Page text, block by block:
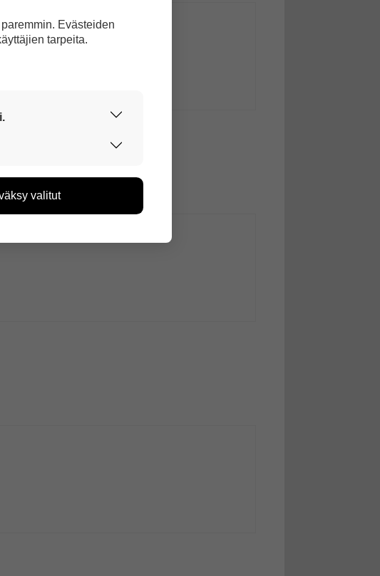
Evästeiden
tarpeita.
ja turvallisesti.
Tietoa kerätään
liikutaan. Emme
yksittäiseen
valitut